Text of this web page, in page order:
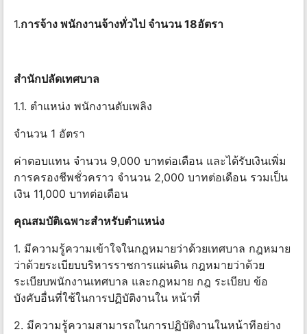
1.การจ้าง พนักงานจ้างทั่วไป จํานวน 18อัตรา
สํานักปลัดเทศบาล
1.1. ตําแหน่ง พนักงานดับเพลิง
จํานวน 1 อัตรา
ค่าตอบแทน จํานวน 9,000 บาทต่อเดือน และได้รับเงินเพิ่ม
การครองชีพชั่วคราว จํานวน 2,000 บาทต่อเดือน รวมเป็น
เงิน 11,000 บาทต่อเดือน
คุณสมบัติเฉพาะสําหรับตําแหน่ง
1. มีความรู้ความเข้าใจในกฎหมายว่าด้วยเทศบาล กฎหมาย
ว่าด้วยระเบียบบริหารราชการแผ่นดิน กฎหมายว่าด้วย
ระเบียบพนักงานเทศบาล และกฎหมาย กฎ ระเบียบ ข้อ
บังคับอื่นที่ใช้ในการปฏิบัติงานใน หน้าที่
2. มีความรู้ความสามารถในการปฏิบัติงานในหน้าทีอย่าง